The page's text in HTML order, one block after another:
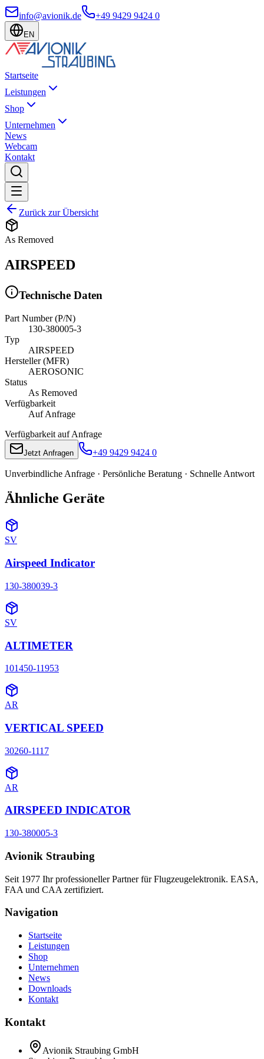
info@avionik.de +49 9429 9424 0
EN
Startseite
Leistungen
Shop
Unternehmen
News
Webcam
Kontakt
Zurück zur Übersicht
As Removed
AIRSPEED
Technische Daten
Part Number (P/N)
130-380005-3
Typ
AIRSPEED
Hersteller (MFR)
AEROSONIC
Status
As Removed
Verfügbarkeit
Auf Anfrage
Verfügbarkeit auf Anfrage
Jetzt Anfragen +49 9429 9424 0
Unverbindliche Anfrage · Persönliche Beratung · Schnelle Antwort
Ähnliche Geräte
SV
Airspeed Indicator
130-380039-3
SV
ALTIMETER
101450-11953
AR
VERTICAL SPEED
30260-1117
AR
AIRSPEED INDICATOR
130-380005-3
Avionik Straubing
Seit 1977 Ihr professioneller Partner für Flugzeugelektronik. EASA,
FAA und CAA zertifiziert.
Navigation
Startseite
Leistungen
Shop
Unternehmen
News
Downloads
Kontakt
Kontakt
Avionik Straubing GmbH